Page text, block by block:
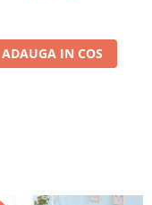
ADAUGA IN COS